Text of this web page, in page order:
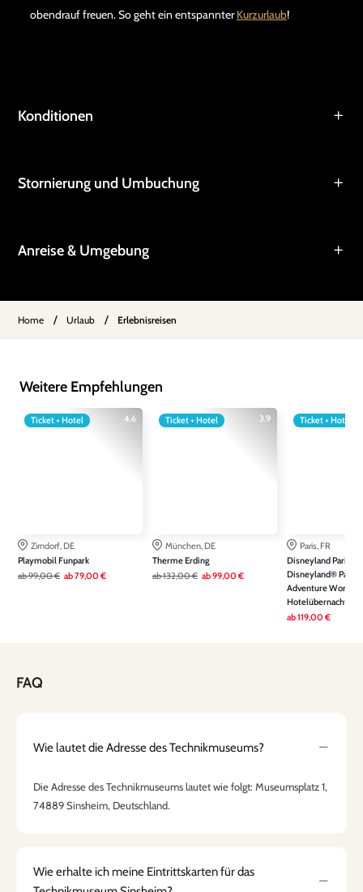
obendrauf freuen. So geht ein entspannterKurzurlaub!
Konditionen
Stornierung und Umbuchung
Anreise & Umgebung
Home / Urlaub / Erlebnisreisen
Weitere Empfehlungen
4.6
Ticket + Hotel
Zirndorf, DE
Playmobil Funpark
ab99,00 € ab79,00 €
3.9
Ticket + Hotel
München, DE
Therme Erding
ab132,00 € ab99,00 €
Ticket + Hotel
Paris, FR
Disneyland Paris:
Disneyland® Park
Adventure World
Hotelübernachtung
ab119,00 €
FAQ
Wie lautet die Adresse des Technikmuseums?
Die Adresse des Technikmuseums lautet wie folgt: Museumsplatz 1,
74889 Sinsheim, Deutschland.
Wie erhalte ich meine Eintrittskarten für das